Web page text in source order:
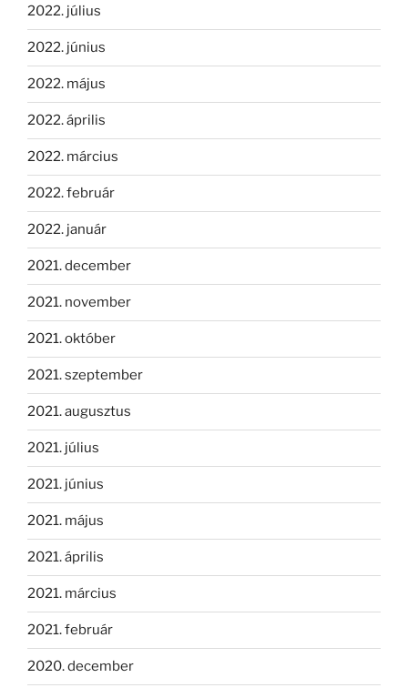
2022. július
2022. június
2022. május
2022. április
2022. március
2022. február
2022. január
2021. december
2021. november
2021. október
2021. szeptember
2021. augusztus
2021. július
2021. június
2021. május
2021. április
2021. március
2021. február
2020. december